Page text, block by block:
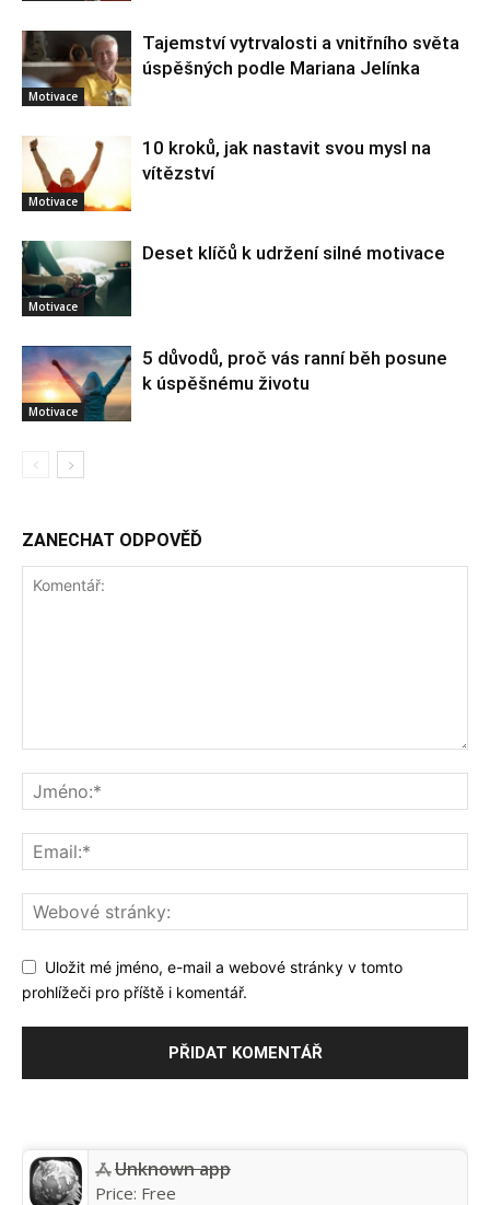
Motivace
Tajemství vytrvalosti a vnitřního světa
úspěšných podle Mariana Jelínka
Motivace
10 kroků, jak nastavit svou mysl na
vítězství
Motivace
Deset klíčů k udržení silné motivace
Motivace
5 důvodů, proč vás ranní běh posune
k úspěšnému životu
ZANECHAT ODPOVĚĎ
Uložit mé jméno, e-mail a webové stránky v tomto
prohlížeči pro příště i komentář.
Unknown app
Price: Free